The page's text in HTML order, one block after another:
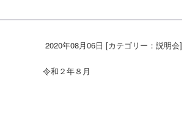
2020年08月06日 [カテゴリー：説明会]
月